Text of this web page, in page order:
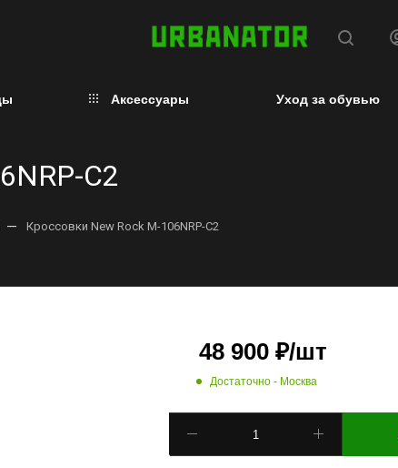
Аксессуары Уход за обувью
C2
— Кроссовки New Rock M-106NRP-C2
48 900 ₽/шт
Достаточно- Москва